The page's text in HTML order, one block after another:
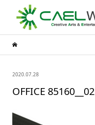
2020.07.28
OFFICE 85160__02